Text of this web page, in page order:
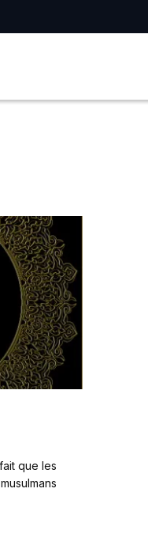
que les